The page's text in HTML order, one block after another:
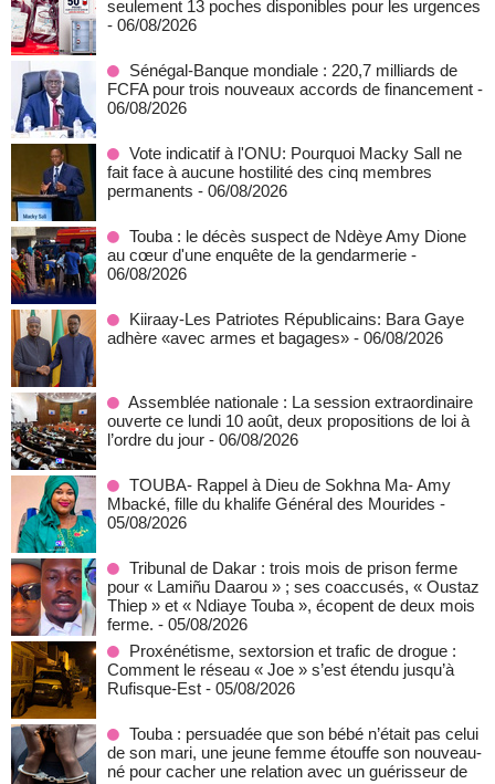
seulement 13 poches disponibles pour les urgences
- 06/08/2026
Sénégal-Banque mondiale : 220,7 milliards de
FCFA pour trois nouveaux accords de financement -
06/08/2026
Vote indicatif à l'ONU: Pourquoi Macky Sall ne
fait face à aucune hostilité des cinq membres
permanents - 06/08/2026
Touba : le décès suspect de Ndèye Amy Dione
au cœur d'une enquête de la gendarmerie -
06/08/2026
Kiiraay-Les Patriotes Républicains: Bara Gaye
adhère «avec armes et bagages» - 06/08/2026
Assemblée nationale : La session extraordinaire
ouverte ce lundi 10 août, deux propositions de loi à
l’ordre du jour - 06/08/2026
TOUBA- Rappel à Dieu de Sokhna Ma- Amy
Mbacké, fille du khalife Général des Mourides -
05/08/2026
Tribunal de Dakar : trois mois de prison ferme
pour « Lamiñu Daarou » ; ses coaccusés, « Oustaz
Thiep » et « Ndiaye Touba », écopent de deux mois
ferme. - 05/08/2026
Proxénétisme, sextorsion et trafic de drogue :
Comment le réseau « Joe » s’est étendu jusqu’à
Rufisque-Est - 05/08/2026
Touba : persuadée que son bébé n’était pas celui
de son mari, une jeune femme étouffe son nouveau-
né pour cacher une relation avec un guérisseur de